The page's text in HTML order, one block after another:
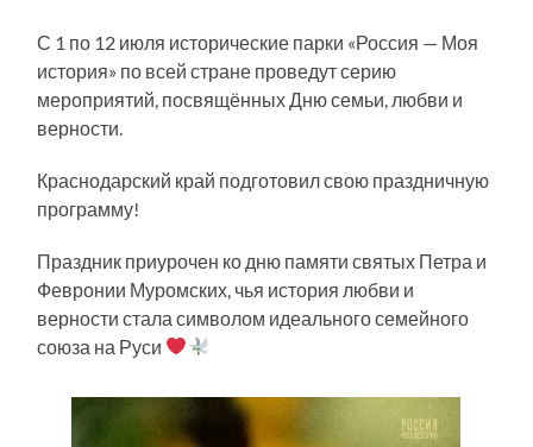
С 1 по 12 июля исторические парки «Россия — Моя
история» по всей стране проведут серию
мероприятий, посвящённых Дню семьи, любви и
верности.
Краснодарский край подготовил свою праздничную
программу!
Праздник приурочен ко дню памяти святых Петра и
Февронии Муромских, чья история любви и
верности стала символом идеального семейного
союза на Руси